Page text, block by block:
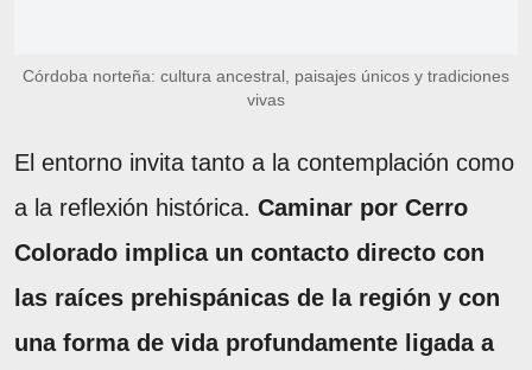
Córdoba norteña: cultura ancestral, paisajes únicos y tradiciones
vivas
El entorno invita tanto a la contemplación como
a la reflexión histórica. Caminar por Cerro
Colorado implica un contacto directo con
las raíces prehispánicas de la región y con
una forma de vida profundamente ligada a